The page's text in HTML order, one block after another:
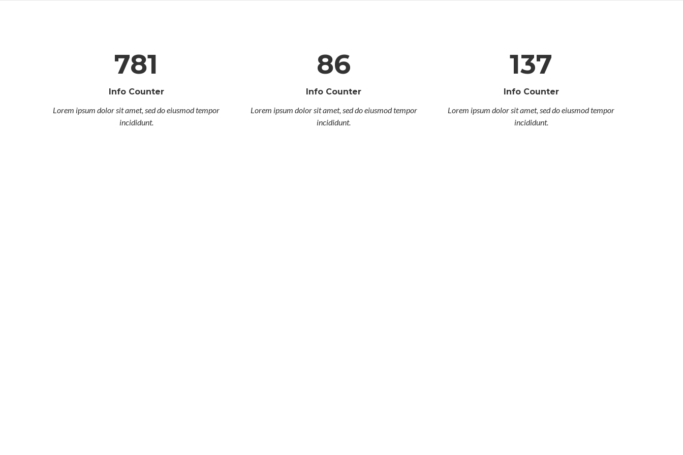
781
Info Counter
Lorem ipsum dolor sit amet, sed do eiusmod tempor
incididunt.
86
Info Counter
Lorem ipsum dolor sit amet, sed do eiusmod tempor
incididunt.
137
Info Counter
Lorem ipsum dolor sit amet, sed do eiusmod tempor
incididunt.